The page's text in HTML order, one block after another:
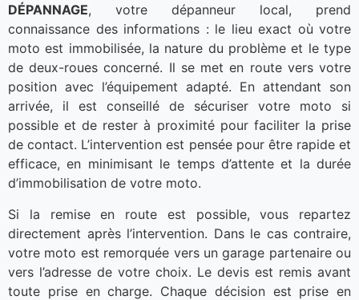
DÉPANNAGE, votre dépanneur local, prend
connaissance des informations : le lieu exact où votre
moto est immobilisée, la nature du problème et le type
de deux-roues concerné. Il se met en route vers votre
position avec l’équipement adapté. En attendant son
arrivée, il est conseillé de sécuriser votre moto si
possible et de rester à proximité pour faciliter la prise
de contact. L’intervention est pensée pour être rapide et
efficace, en minimisant le temps d’attente et la durée
d’immobilisation de votre moto.
Si la remise en route est possible, vous repartez
directement après l’intervention. Dans le cas contraire,
votre moto est remorquée vers un garage partenaire ou
vers l’adresse de votre choix. Le devis est remis avant
toute prise en charge. Chaque décision est prise en